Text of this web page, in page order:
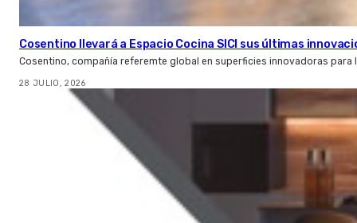
Cosentino llevará a Espacio Cocina SICI sus últimas
Cosentino, compañía referemte global en superficies innovadoras
28 JULIO, 2026